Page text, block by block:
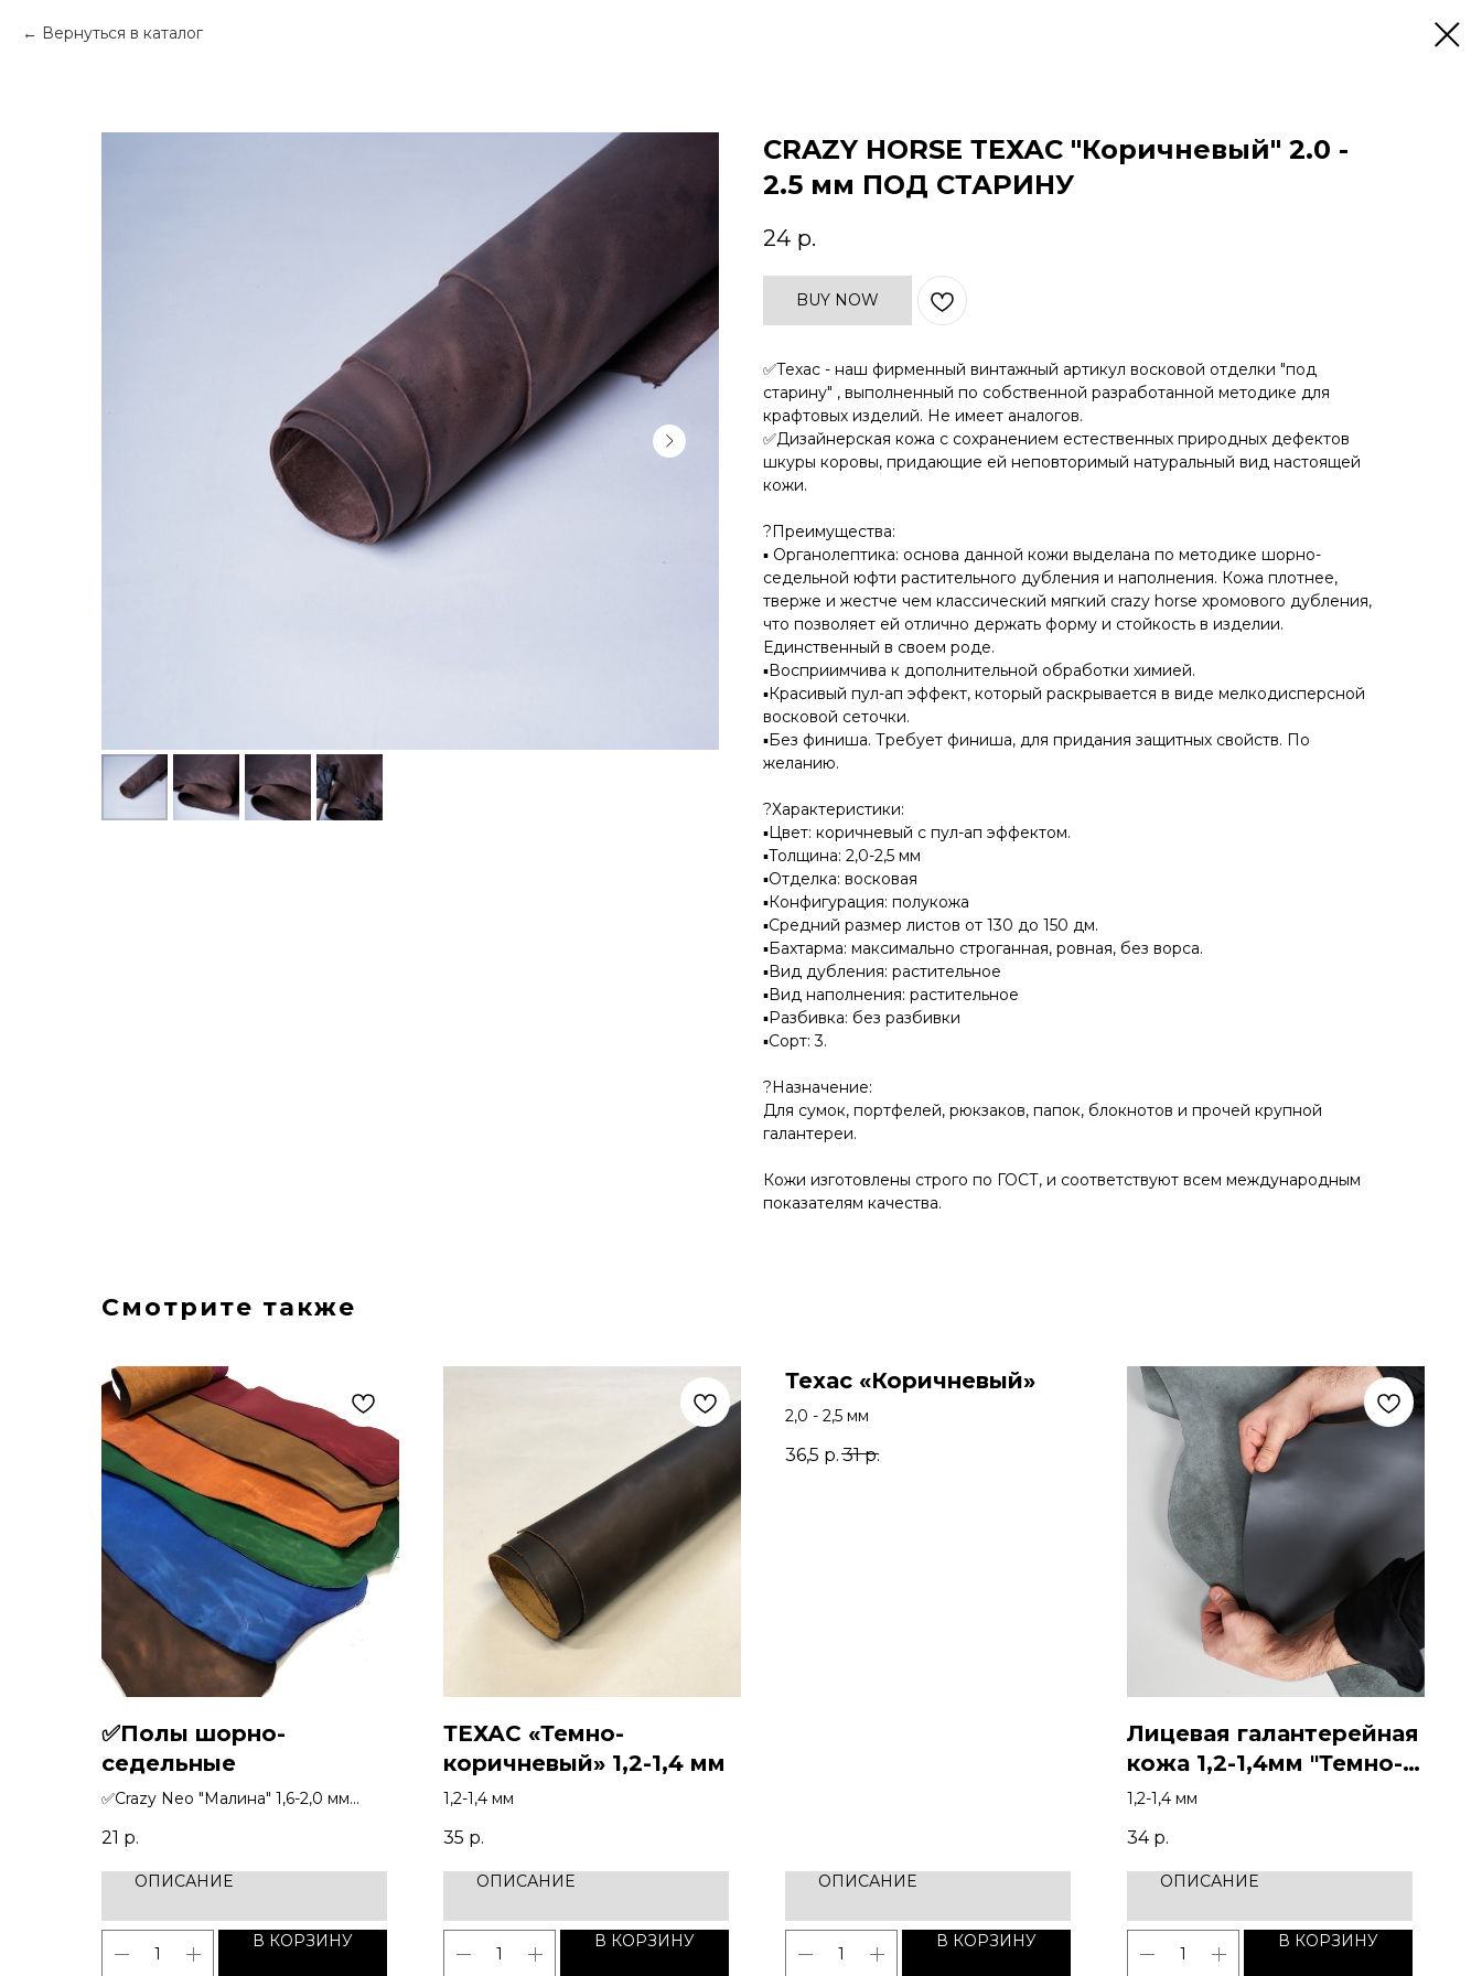
Вернуться в каталог
CRAZY HORSE ТЕХАС "Коричневый" 2.0 -
2.5 мм ПОД СТАРИНУ
24 р.
BUY NOW
✅Техас - наш фирменный винтажный артикул восковой отделки "под
старину" , выполненный по собственной разработанной методике для
крафтовых изделий. Не имеет аналогов.
✅Дизайнерская кожа с сохранением естественных природных дефектов
шкуры коровы, придающие ей неповторимый натуральный вид настоящей
кожи.
?Преимущества:
▪ Органолептика: основа данной кожи выделана по методике шорно-
седельной юфти растительного дубления и наполнения. Кожа плотнее,
тверже и жестче чем классический мягкий crazy horse хромового дубления,
что позволяет ей отлично держать форму и стойкость в изделии.
Единственный в своем роде.
▪Восприимчива к дополнительной обработки химией.
▪Красивый пул-ап эффект, который раскрывается в виде мелкодисперсной
восковой сеточки.
▪Без финиша. Требует финиша, для придания защитных свойств. По
желанию.
?Характеристики:
▪Цвет: коричневый с пул-ап эффектом.
▪Толщина: 2,0-2,5 мм
▪Отделка: восковая
▪Конфигурация: полукожа
▪Средний размер листов от 130 до 150 дм.
▪Бахтарма: максимально строганная, ровная, без ворса.
▪Вид дубления: растительное
▪Вид наполнения: растительное
▪Разбивка: без разбивки
▪Сорт: 3.
?Назначение:
Для сумок, портфелей, рюкзаков, папок, блокнотов и прочей крупной
галантереи.
Кожи изготовлены строго по ГОСТ, и соответствуют всем международным
показателям качества.
Смотрите также
✅Полы шорно-
седельные
✅Crazy Neo "Малина" 1,6-2,0 мм
✅Техас "Ирландский табак" 1,6-2,0
мм
✅Crazy Neo "Зеленый" 1,6-1,8 мм
✅Crazy Neo "Коричневый" 2,5-2,8 мм
21 р.
ОПИСАНИЕ
В КОРЗИНУ
ТЕХАС «Темно-
коричневый» 1,2-1,4 мм
1,2-1,4 мм
35 р.
ОПИСАНИЕ
В КОРЗИНУ
Техас «Коричневый​»
2,0 - 2,5 мм
36,5 р. 31 р.
ОПИСАНИЕ
В КОРЗИНУ
Лицевая галантерейная
кожа 1,2-1,4мм "Темно-
серая"
1,2-1,4 мм
34 р.
ОПИСАНИЕ
В КОРЗИНУ